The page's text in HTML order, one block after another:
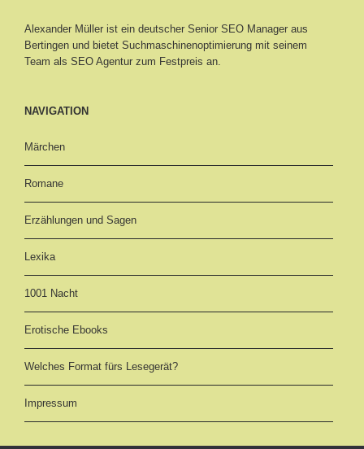
Alexander Müller ist ein deutscher Senior SEO Manager aus
Bertingen und bietet Suchmaschinenoptimierung mit seinem
Team als SEO Agentur zum Festpreis an.
NAVIGATION
Märchen
Romane
Erzählungen und Sagen
Lexika
1001 Nacht
Erotische Ebooks
Welches Format fürs Lesegerät?
Impressum